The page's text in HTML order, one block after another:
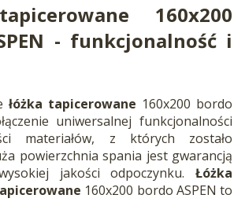
160x200
- funkcjonalność i
łóżka tapicerowane 160x200 bordo
uniwersalnej funkcjonalności
materiałów, z których zostało
powierzchnia spania jest gwarancją
jakości odpoczynku. Łóżka
160x200 bordo ASPEN to